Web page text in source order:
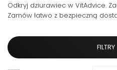
Odkryj dziurawiec w VitAdvice.
Zamów łatwo z bezpieczną
FILTRY